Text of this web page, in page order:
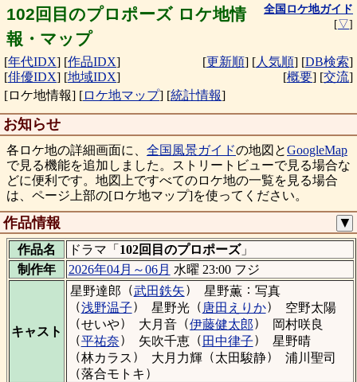
102回目のプロポーズ ロケ地情
報・マップ
全国ロケ地ガイド
[▽]
[年代IDX] [作品IDX]
[俳優IDX] [地域IDX]
[更新順] [人気順] [DB検索]
[概要] [交流]
[ロケ地情報] [ロケ地マップ] [統計情報]
お知らせ
各ロケ地の詳細画面に、 全国風景ガイドの地図とGoogleMap
で見る機能を追加しました。ストリートビューで見る場合な
どに便利です。地図上ですべてのロケ地の一覧を見る場合
は、ページ上部の[ロケ地マップ]を使ってください。
作品情報 ▼
作品名 ドラマ「 102回目のプロポーズ」
制作年
2026年04月～06月 水曜 23:00 フジ
キャスト
星野達郎 （武田鉄矢） 星野薫： 写真
（浅野温子） 星野光（ 唐田えりか）
空野太陽
（せいや） 大月音（伊藤健太郎）
岡村咲良
（平祐奈） 矢吹千恵（ 田中律子）
星野晴
（林カラス ） 大月力輝 （太田駿静）
浦川聖司
（落合モトキ ）